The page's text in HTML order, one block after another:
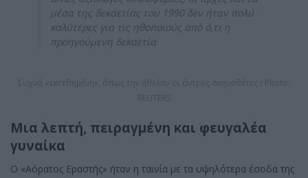
μέσα της δεκαετίας του 1990 δεν ήταν πολύ
καλύτερες για τις ηθοποιούς από ό,τι η
προηγούμενη δεκαετία
Συχνά «εκτεθημένη», όπως την ήθελαν οι άντρες σκηνοθέτες / Photo:
REUTERS
Μια λεπτή, πειραγμένη και φευγαλέα
γυναίκα
Ο «Αόρατος Εραστής» ήταν η ταινία με τα υψηλότερα έσοδα της